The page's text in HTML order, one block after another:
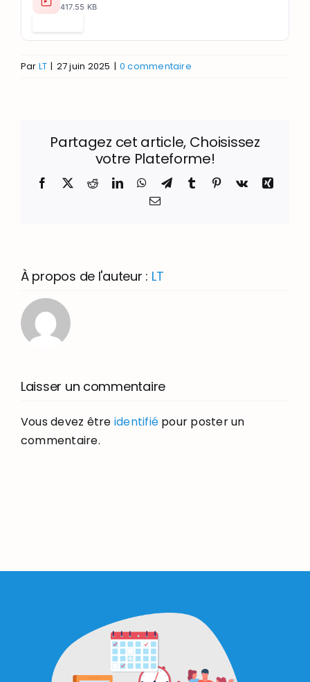
417.55 KB
Par LT | 27 juin 2025 | 0 commentaire
Partagez cet article, Choisissez
votre Plateforme!
Facebook
X RedditLinkedInWhatsApp
TelegramTumblr Pinterest
Vk
Xing
Email
À propos de l'auteur : LT
Laisser un commentaire
Vous devez être identifié pour poster un
commentaire.